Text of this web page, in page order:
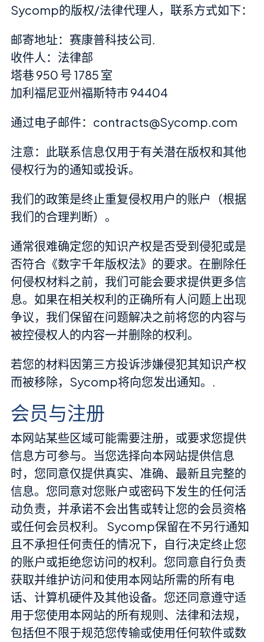
Sycomp的版权/法律代理人，联系方式如下：
邮寄地址：赛康普科技公司.
收件人：法律部
塔巷 950 号 1785 室
加利福尼亚州福斯特市 94404
通过电子邮件： contracts@Sycomp.com
注意：此联系信息仅用于有关潜在版权和其他
侵权行为的通知或投诉。
我们的政策是终止重复侵权用户的账户（根据
我们的合理判断）。
通常很难确定您的知识产权是否受到侵犯或是
否符合《数字千年版权法》的要求。在删除任
何侵权材料之前，我们可能会要求提供更多信
息。如果在相关权利的正确所有人问题上出现
争议，我们保留在问题解决之前将您的内容与
被控侵权人的内容一并删除的权利。
若您的材料因第三方投诉涉嫌侵犯其知识产权
而被移除，Sycomp将向您发出通知。.
会员与注册
本网站某些区域可能需要注册，或要求您提供
信息方可参与。当您选择向本网站提供信息
时，您同意仅提供真实、准确、最新且完整的
信息。您同意对您账户或密码下发生的任何活
动负责，并承诺不会出售或转让您的会员资格
或任何会员权利。 Sycomp保留在不另行通知
且不承担任何责任的情况下，自行决定终止您
的账户或拒绝您访问的权利。您同意自行负责
获取并维护访问和使用本网站所需的所有电
话、计算机硬件及其他设备。您还同意遵守适
用于您使用本网站的所有规则、法律和法规，
包括但不限于规范您传输或使用任何软件或数